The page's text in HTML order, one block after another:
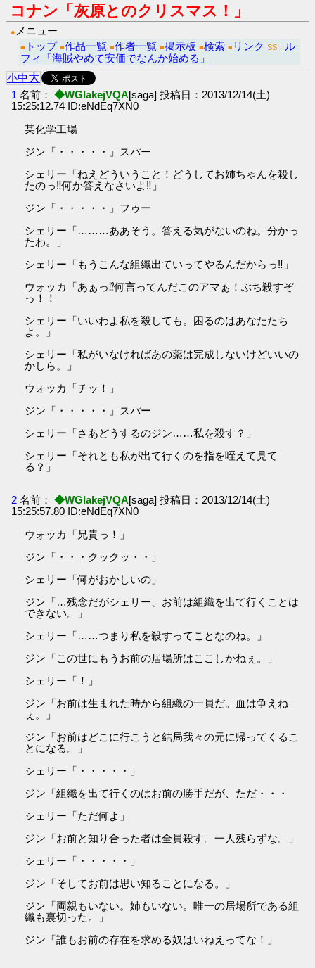
コナン「灰原とのクリスマス！」
● メニュー
■ トップ ■作品一覧 ■作者一覧 ■掲示板 ■検索 ■ リンク SS： ル
フィ「海賊やめて安価でなんか始める」
小中大
1 名前： ◆WGIakejVQA[saga] 投稿日：2013/12/14(土)
15:25:12.74 ID:eNdEq7XN0
某化学工場
ジン「・・・・・」スパー
シェリー「ねえどういうこと！どうしてお姉ちゃんを殺し
たのっ‼何か答えなさいよ‼」
ジン「・・・・・」フゥー
シェリー「………ああそう。答える気がないのね。分かっ
たわ。」
シェリー「もうこんな組織出ていってやるんだからっ‼」
ウォッカ「あぁっ⁉何言ってんだこのアマぁ！ぶち殺すぞ
っ！！
シェリー「いいわよ私を殺しても。困るのはあなたたち
よ。」
シェリー「私がいなければあの薬は完成しないけどいいの
かしら。」
ウォッカ「チッ！」
ジン「・・・・・」スパー
シェリー「さあどうするのジン……私を殺す？」
シェリー「それとも私が出て行くのを指を咥えて見て
る？」
2 名前： ◆WGIakejVQA[saga] 投稿日：2013/12/14(土)
15:25:57.80 ID:eNdEq7XN0
ウォッカ「兄貴っ！」
ジン「・・・クックッ・・」
シェリー「何がおかしいの」
ジン「…残念だがシェリー、お前は組織を出て行くことは
できない。」
シェリー「……つまり私を殺すってことなのね。」
ジン「この世にもうお前の居場所はここしかねぇ。」
シェリー「！」
ジン「お前は生まれた時から組織の一員だ。血は争えね
ぇ。」
ジン「お前はどこに行こうと結局我々の元に帰ってくるこ
とになる。」
シェリー「・・・・・」
ジン「組織を出て行くのはお前の勝手だが、ただ・・・
シェリー「ただ何よ」
ジン「お前と知り合った者は全員殺す。一人残らずな。」
シェリー「・・・・・」
ジン「そしてお前は思い知ることになる。」
ジン「両親もいない。姉もいない。唯一の居場所である組
織も裏切った。」
ジン「誰もお前の存在を求める奴はいねえってな！」